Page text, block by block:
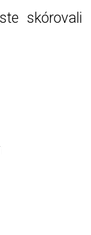
skórovali